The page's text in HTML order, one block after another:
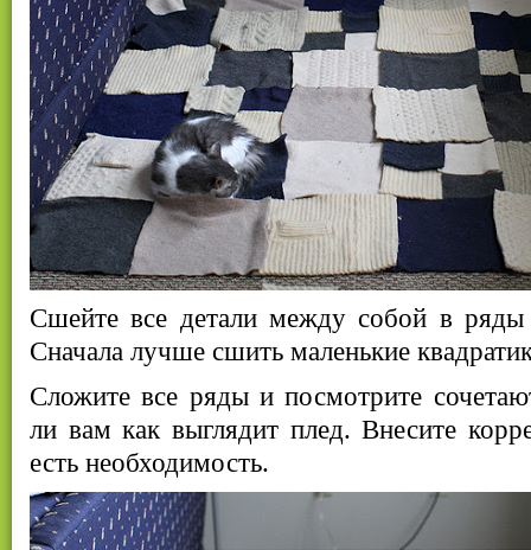
Сшейте все детали между собой в
Сначала лучше сшить маленькие
Сложите все ряды и посмотрите
ли вам как выглядит плед. Внесите
есть необходимость.